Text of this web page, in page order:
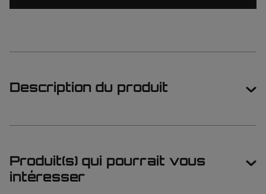
Description du produit
Produit(s) qui pourrait vous
intéresser